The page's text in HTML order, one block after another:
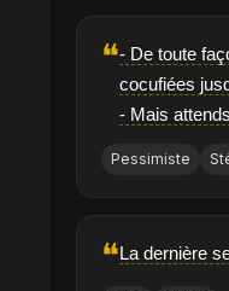
❝- De toute
cocufiées
- Mais
Pessimiste
❝La dernière